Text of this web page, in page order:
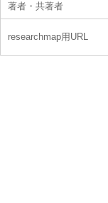
著者・共著者
researchmap用URL